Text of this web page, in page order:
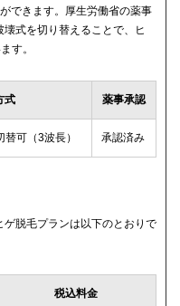
できます。厚生労働省の薬事
式を切り替えることで、ヒ
す。
式 薬事承認
可（3波長） 承認済み
脱毛プランは以下のとおりで
税込料金